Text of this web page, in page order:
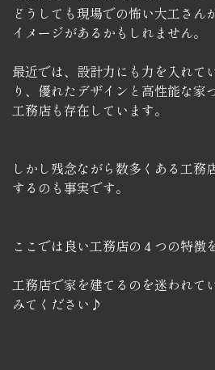
どうしても現場での怖い大工さん
イメージがあるかもしれません。
最近では、設計力にも力を入れて
り、優れたデザインと高性能な家
工務店も存在しています。
しかし残念ながら数多くある工務
するのも事実です。
ここでは良い工務店の４つの特徴
工務店で家を建てるのを迷われて
みてください♪